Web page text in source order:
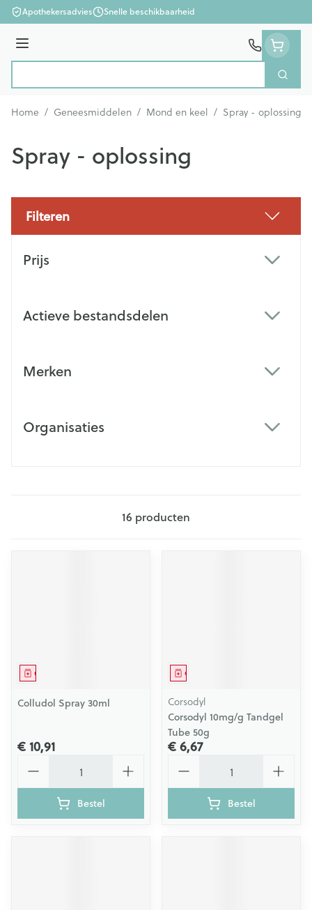
Ga naar de inhoud
Apothekersadvies Snelle beschikbaarheid
Menu
Zoek
Home / Geneesmiddelen / Mond en keel / Spray - oplossing
Spray - oplossing
Filteren
Prijs
Actieve bestandsdelen
Merken
Organisaties
16 producten
Geneesmiddel
Colludol Spray 30ml
€ 10,91
Bestel
Geneesmiddel
Corsodyl
Corsodyl 10mg/g Tandgel
Tube 50g
€ 6,67
Bestel